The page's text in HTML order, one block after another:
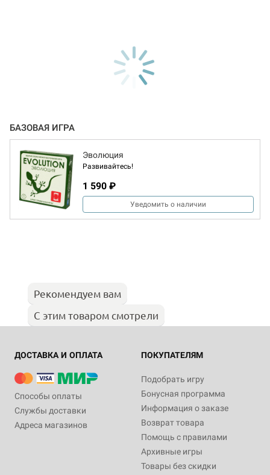
БАЗОВАЯ ИГРА
Эволюция
Развивайтесь!
1 590 ₽
Уведомить о наличии
Рекомендуем вам
С этим товаром смотрели
ДОСТАВКА И ОПЛАТА
Способы оплаты
Службы доставки
Адреса магазинов
ПОКУПАТЕЛЯМ
Подобрать игру
Бонусная программа
Информация о заказе
Возврат товара
Помощь с правилами
Архивные игры
Товары без скидки